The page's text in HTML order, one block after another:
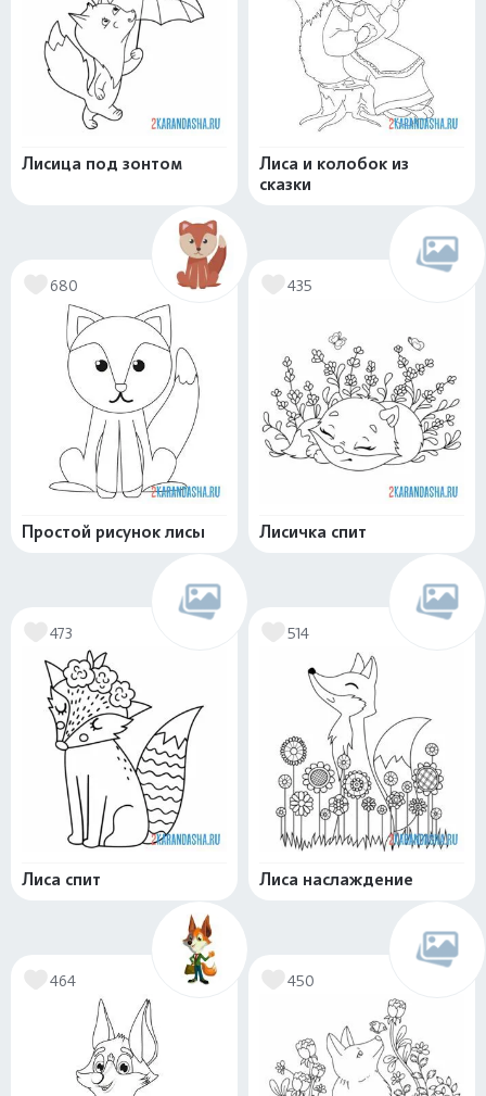
Лисица под зонтом
Лиса и колобок из
сказки
680
Простой рисунок лисы
435
Лисичка спит
473
Лиса спит
514
Лиса наслаждение
464 450